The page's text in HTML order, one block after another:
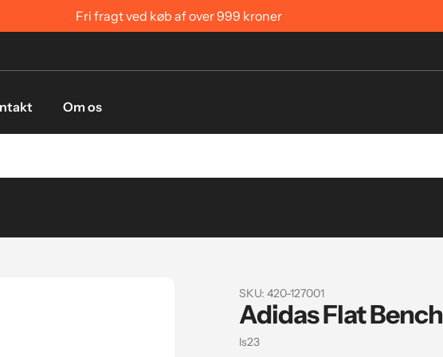
Fri fragt ved køb af over 999 kroner
Om os
SKU: 420-127001
Adidas Flat Bench
Sælger
ls23